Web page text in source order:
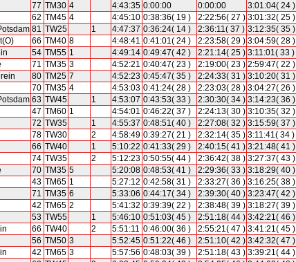
77 TM30 4 4:43:35 0:00:00 0:00:00 3:01:04( 24 )
62 TM45 4 4:45:10 0:38:36( 19 ) 2:22:56( 27 ) 3:01:32( 25 )
81 TW25 1 4:47:37 0:36:24( 14 ) 2:36:11( 37 ) 3:12:35( 35 )
66 TM40 8 4:48:41 0:41:01( 24 ) 2:23:58( 29 ) 3:04:59( 28 )
54 TM55 1 4:49:14 0:49:47( 42 ) 2:21:14( 25 ) 3:11:01( 33 )
71 TM35 3 4:52:21 0:40:47( 23 ) 2:19:00( 23 ) 2:59:47( 22 )
80 TM25 7 4:52:23 0:45:47( 35 ) 2:24:33( 31 ) 3:10:20( 31 )
70 TM35 4 4:53:03 0:41:24( 28 ) 2:23:03( 28 ) 3:04:27( 26 )
63 TW45 1 4:53:07 0:43:53( 33 ) 2:30:30( 34 ) 3:14:23( 36 )
47 TM60 1 4:54:01 0:46:22( 37 ) 2:24:13( 30 ) 3:10:35( 32 )
72 TW35 1 4:55:37 0:48:51( 40 ) 2:27:08( 32 ) 3:15:59( 37 )
78 TW30 2 4:58:49 0:39:27( 21 ) 2:32:14( 35 ) 3:11:41( 34 )
66 TW40 1 5:10:22 0:41:33( 29 ) 2:40:15( 41 ) 3:21:48( 41 )
74 TW35 2 5:12:23 0:50:55( 44 ) 2:36:42( 38 ) 3:27:37( 43 )
70 TM35 5 5:20:08 0:48:53( 41 ) 2:29:36( 33 ) 3:18:29( 40 )
43 TM65 1 5:27:12 0:42:58( 31 ) 2:33:27( 36 ) 3:16:25( 38 )
71 TM35 6 5:33:06 0:44:17( 34 ) 2:39:30( 40 ) 3:23:47( 42 )
42 TM65 2 5:41:32 0:39:39( 22 ) 2:38:48( 39 ) 3:18:27( 39 )
53 TW55 1 5:46:10 0:51:03( 45 ) 2:51:18( 44 ) 3:42:21( 46 )
66 TW40 2 5:51:11 0:46:00( 36 ) 2:55:21( 47 ) 3:41:21( 45 )
56 TM50 3 5:52:45 0:51:22( 46 ) 2:51:10( 42 ) 3:42:32( 47 )
42 TM65 3 5:57:56 0:48:03( 39 ) 2:51:18( 43 ) 3:39:21( 44 )